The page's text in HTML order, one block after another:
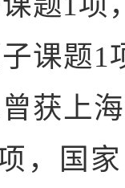
课题1
获上
，国